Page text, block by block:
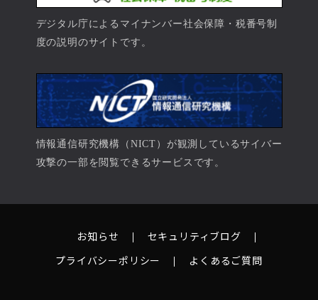
デジタル庁によるマイナンバー社会保障・税番号制
度の説明のサイトです。
情報通信研究機構（NICT）が観測しているサイバー
攻撃の一部を閲覧できるサービスです。
お知らせ セキュリティブログ
プライバシーポリシー よくあるご質問